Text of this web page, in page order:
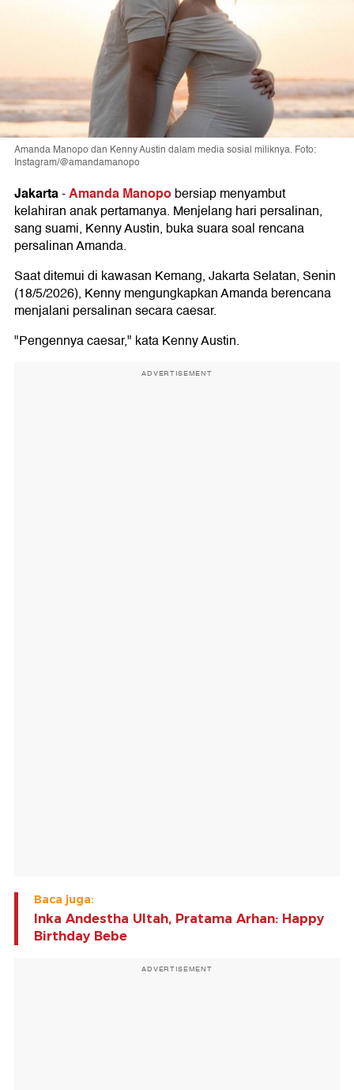
Amanda Manopo dan Kenny Austin dalam media sosial miliknya. Foto:
Instagram/@amandamanopo
Jakarta-Amanda Manopobersiap menyambut
kelahiran anak pertamanya. Menjelang hari persalinan,
sang suami, Kenny Austin, buka suara soal rencana
persalinan Amanda.
Saat ditemui di kawasan Kemang, Jakarta Selatan, Senin
(18/5/2026), Kenny mengungkapkan Amanda berencana
menjalani persalinan secara caesar.
"Pengennya caesar," kata Kenny Austin.
ADVERTISEMENT
Baca juga:
Inka Andestha Ultah, Pratama Arhan: Happy
Birthday Bebe
ADVERTISEMENT